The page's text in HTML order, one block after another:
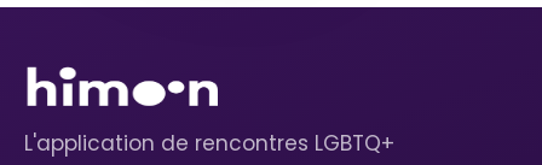
L'application de rencontres LGBTQ+